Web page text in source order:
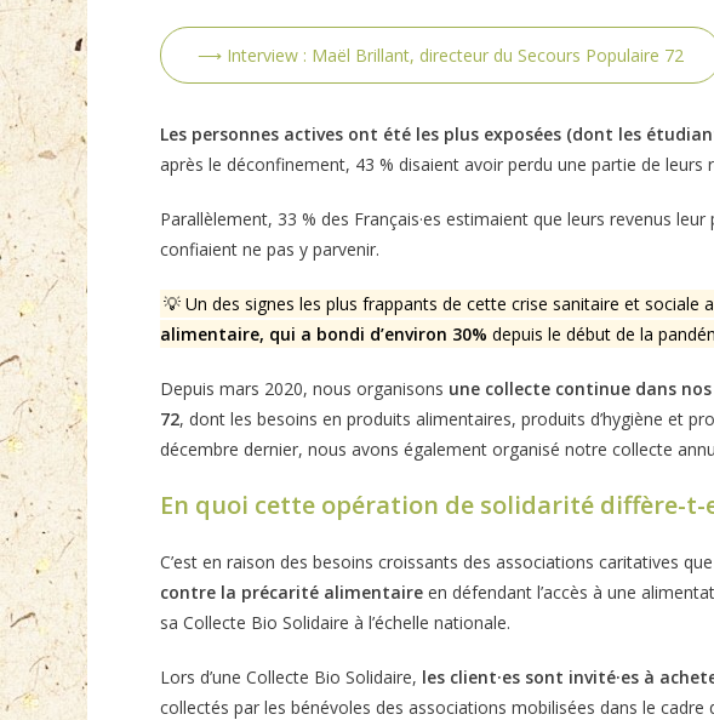
⟶ Interview : Maël Brillant, directeur du Secours Populaire 72
Les personnes actives ont été les plus exposées (dont les
après le déconfinement, 43 % disaient avoir perdu une partie de leurs
Parallèlement, 33 % des Français·es estimaient que leurs revenus
confiaient ne pas y parvenir.
💡 Un des signes les plus frappants de cette crise sanitaire et sociale
alimentaire, qui a bondi d’environ 30% depuis le début de la
Depuis mars 2020, nous organisons une collecte continue dans
72, dont les besoins en produits alimentaires, produits d’hygiène et
décembre dernier, nous avons également organisé notre collecte
En quoi cette opération de solidarité diffère-t-
C’est en raison des besoins croissants des associations caritatives que
contre la précarité alimentaire en défendant l’accès à une
sa Collecte Bio Solidaire à l’échelle nationale.
Lors d’une Collecte Bio Solidaire, les client·es sont invité·es à
collectés par les bénévoles des associations mobilisées dans le cadre